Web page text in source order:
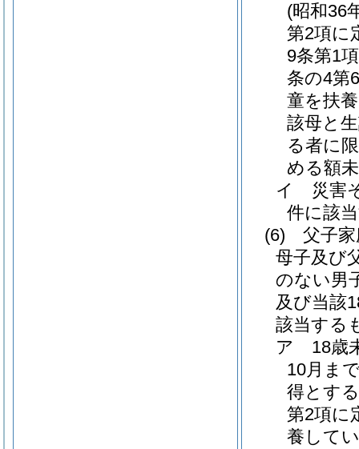
(昭和36
第2項に
9条第1
条の4第
童を扶
該母と
る者に
める額
イ
災害
件に該
(6)
父子
母子及び
のない男
及び当該
該当する
ア
18歳
10月ま
得とす
第2項に
養して